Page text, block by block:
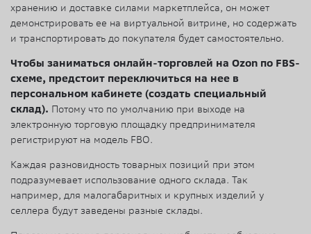
хранению и доставке силами маркетплейса, он может
демонстрировать ее на виртуальной витрине, но содержать
и транспортировать до покупателя будет самостоятельно.
Чтобы заниматься онлайн-торговлей на Ozon по FBS-
схеме, предстоит переключиться на нее в
персональном кабинете (создать специальный
склад). Потому что по умолчанию при выходе на
электронную торговую площадку предпринимателя
регистрируют на модель FBO.
Каждая разновидность товарных позиций при этом
подразумевает использование одного склада. Так
например, для малогабаритных и крупных изделий у
селлера будут заведены разные склады.